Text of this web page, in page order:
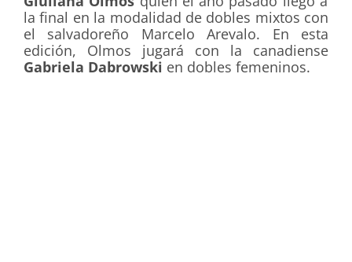
la final en la modalidad de dobles mixtos con
el salvadoreño Marcelo Arevalo. En esta
edición, Olmos jugará con la canadiense
Gabriela Dabrowski en dobles femeninos.